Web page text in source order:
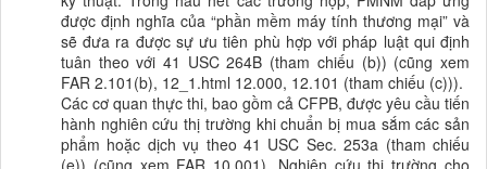
được định nghĩa của “phần mềm máy tính thương mại” và
sẽ đưa ra được sự ưu tiên phù hợp với pháp luật qui định
tuân theo với 41 USC 264B (tham chiếu (b)) (cũng xem
FAR 2.101(b), 12_1.html 12.000, 12.101 (tham chiếu (c))).
Các cơ quan thực thi, bao gồm cả CFPB, được yêu cầu tiến
hành nghiên cứu thị trường khi chuẩn bị mua sắm các sản
phẩm hoặc dịch vụ theo 41 USC Sec. 253a (tham chiếu
(e)) (cũng xem FAR 10.001). Nghiên cứu thị trường cho